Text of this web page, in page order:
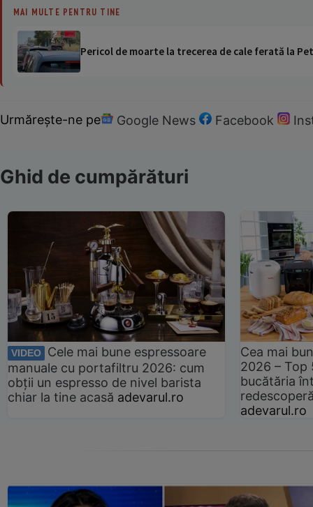
MAI MULTE PENTRU TINE
Pericol de moarte la trecerea de cale ferată la
Urmărește-ne pe Google News Facebook
Ghid de cumpărături
VIDEO
Cele mai bune espressoare
manuale cu portafiltru 2026: cum
obții un espresso de nivel barista
chiar la tine acasă adevarul.ro
Cea mai
2026 –
bucătăria
adevarul.ro